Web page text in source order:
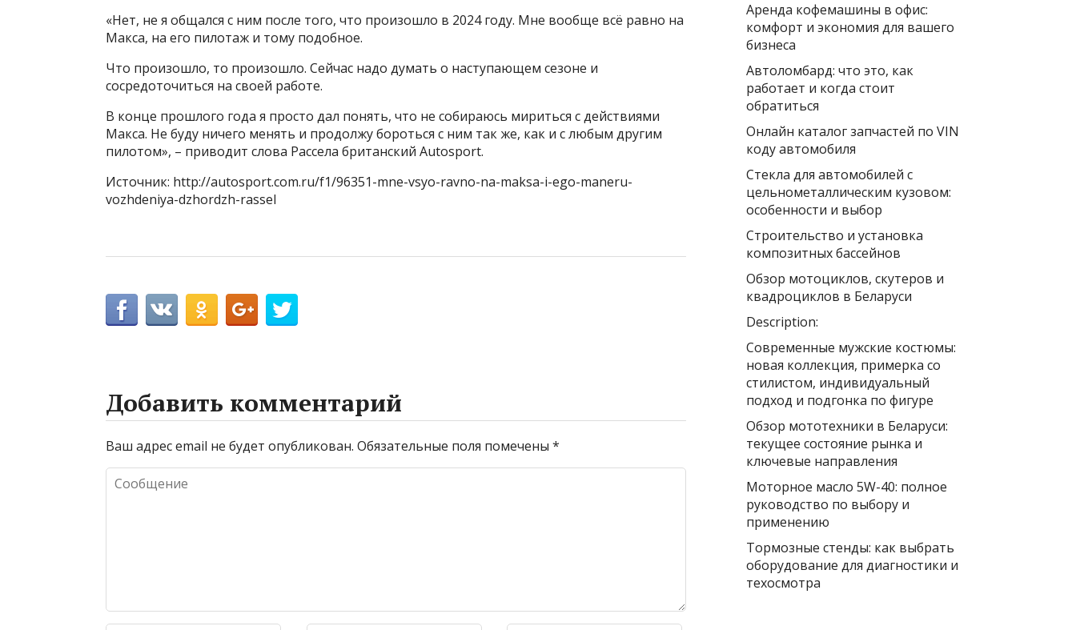
«Нет, не я общался с ним после того, что произошло в 2024 году. Мне вообще всё равно на
Макса, на его пилотаж и тому подобное.
Что произошло, то произошло. Сейчас надо думать о наступающем сезоне и
сосредоточиться на своей работе.
В конце прошлого года я просто дал понять, что не собираюсь мириться с действиями
Макса. Не буду ничего менять и продолжу бороться с ним так же, как и с любым другим
пилотом», – приводит слова Рассела британский Autosport.
Источник: http://autosport.com.ru/f1/96351-mne-vsyo-ravno-na-maksa-i-ego-maneru-
vozhdeniya-dzhordzh-rassel
Добавить комментарий
Ваш адрес email не будет опубликован. Обязательные поля помечены *
Аренда кофемашины в офис:
комфорт и экономия для вашего
бизнеса
Автоломбард: что это, как
работает и когда стоит
обратиться
Онлайн каталог запчастей по VIN
коду автомобиля
Стекла для автомобилей с
цельнометаллическим кузовом:
особенности и выбор
Строительство и установка
композитных бассейнов
Обзор мотоциклов, скутеров и
квадроциклов в Беларуси
Description:
Современные мужские костюмы:
новая коллекция, примерка со
стилистом, индивидуальный
подход и подгонка по фигуре
Обзор мототехники в Беларуси:
текущее состояние рынка и
ключевые направления
Моторное масло 5W-40: полное
руководство по выбору и
применению
Тормозные стенды: как выбрать
оборудование для диагностики и
техосмотра